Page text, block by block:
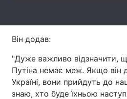
Тема оформлення
Він додав:
"Дуже важливо відзначити,
Путіна немає меж. Якщо він
Україні, вони прийдуть до
знаю, хто буде їхньою